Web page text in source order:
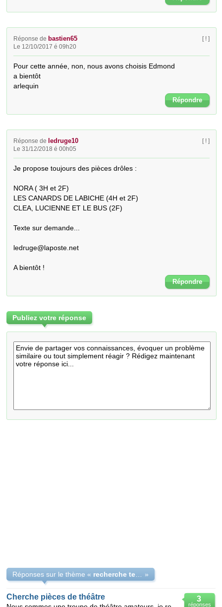
Réponse de bastien65
Le 12/10/2017 é 09h20
[ ! ]
Pour cette année, non, nous avons choisis Edmond
a bientôt
arlequin
Répondre
Réponse de ledruge10
Le 31/12/2018 é 00h05
[ ! ]
Je propose toujours des pièces drôles :
NORA ( 3H et 2F)
LES CANARDS DE LABICHE (4H et 2F)
CLEA, LUCIENNE ET LE BUS (2F)
Texte sur demande...
ledruge@laposte.net
A bientôt !
Répondre
Publiez votre réponse
Réponses sur le thème « »
3
réponses
Cherche pièces de théâtre